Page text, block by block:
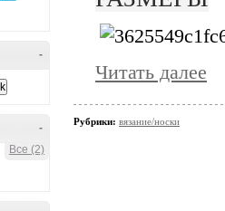
-
-
Все (2)
Читать далее
Рубрики: вязание/носки